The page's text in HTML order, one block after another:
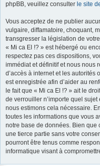
phpBB, veuillez consulter le site
Vous acceptez de ne publier
vulgaire, diffamatoire, choquant,
transgresser la législation de
« Mi ca El !? » est hébergé ou
respectez pas ces dispositions,
immédiat et définitif et nous nous
d’accès à internet et les autorités
est enregistrée afin d’aider au
le fait que « Mi ca El !? » ait le
de verrouiller n’importe quel sujet
nous estimons cela nécessaire.
toutes les informations que vous
notre base de données. Bien que
une tierce partie sans votre
pourront être tenus comme
informatique visant à